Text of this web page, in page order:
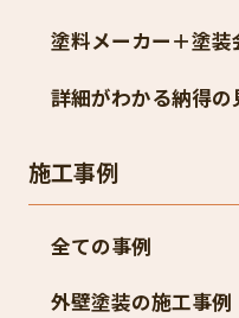
塗料メーカー＋塗
詳細がわかる納得の
施工事例
全ての事例
外壁塗装の施工事例